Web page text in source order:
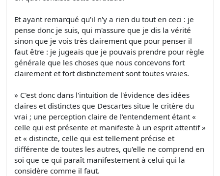
Et ayant remarqué qu'il n'y a rien du tout en ceci : je
pense donc je suis, qui m'assure que je dis la vérité
sinon que je vois très clairement que pour penser il
faut être : je jugeais que je pouvais prendre pour règle
générale que les choses que nous concevons fort
clairement et fort distinctement sont toutes vraies.
» C'est donc dans l'intuition de l'évidence des idées
claires et distinctes que Descartes situe le critère du
vrai ; une perception claire de l'entendement étant «
celle qui est présente et manifeste à un esprit attentif »
et « distincte, celle qui est tellement précise et
différente de toutes les autres, qu'elle ne comprend en
soi que ce qui paraît manifestement à celui qui la
considère comme il faut.